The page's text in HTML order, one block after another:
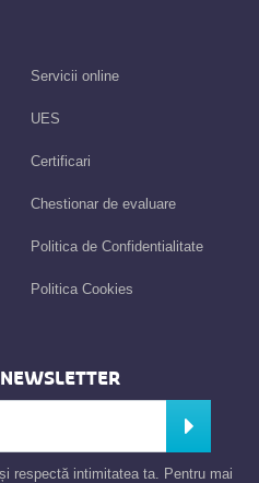
Servicii online
UES
Certificari
Chestionar de evaluare
Politica de Confidentialitate
Politica Cookies
respectă intimitatea ta. Pentru mai